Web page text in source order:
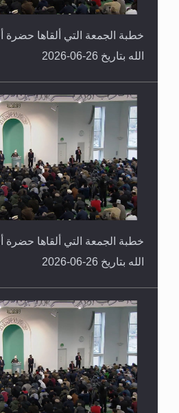
خطبة الجمعة التي ألقاها حضرة
الله بتاريخ 26-06-2026
خطبة الجمعة التي ألقاها حضرة
الله بتاريخ 26-06-2026